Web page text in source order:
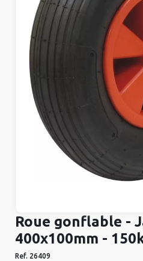
Roue gonflable -
400x100mm -
Ref. 26409